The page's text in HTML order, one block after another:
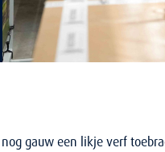
gauw een likje verf